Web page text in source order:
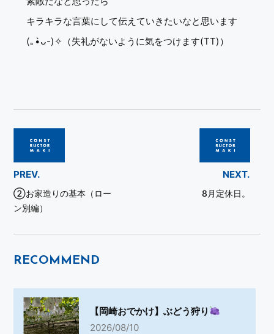
キラキラな言葉にして伝えていきたいなと思います
(｡•̀ᴗ-)✧（失礼がないように気をつけます(TT)）
PREV.
②お家造りの基本（ロー
ン別編）
NEXT.
8月定休日。
RECOMMEND
【岡崎おでかけ】ぶどう狩り
2026/08/10